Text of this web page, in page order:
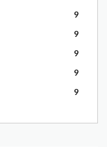
9
9
9
9
9